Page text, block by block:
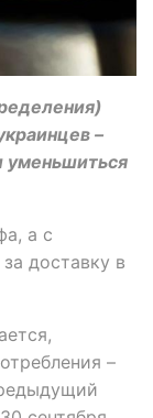
–
уменьшиться
а с
доставку в
–